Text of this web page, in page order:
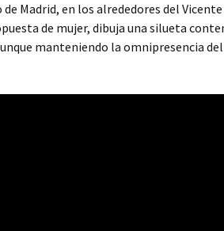
Madrid, en los alrededores del Vicente
de mujer, dibuja una silueta
manteniendo la omnipresencia